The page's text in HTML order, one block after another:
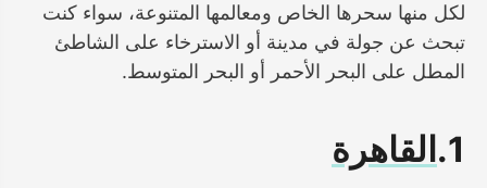
لكل منها سحرها الخاص ومعالمها المتنوعة، سواء كنت
تبحث عن جولة في مدينة أو الاسترخاء على الشاطئ
المطل على البحر الأحمر أو البحر المتوسط.
1. القاهرة